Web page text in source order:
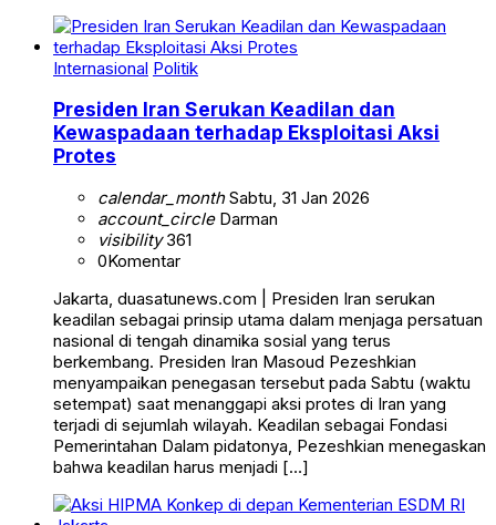
Internasional Politik
Presiden Iran Serukan Keadilan dan
Kewaspadaan terhadap Eksploitasi Aksi
Protes
calendar_monthSabtu, 31 Jan 2026
account_circleDarman
visibility361
0Komentar
Jakarta, duasatunews.com | Presiden Iran serukan
keadilan sebagai prinsip utama dalam menjaga persatuan
nasional di tengah dinamika sosial yang terus
berkembang. Presiden Iran Masoud Pezeshkian
menyampaikan penegasan tersebut pada Sabtu (waktu
setempat) saat menanggapi aksi protes di Iran yang
terjadi di sejumlah wilayah. Keadilan sebagai Fondasi
Pemerintahan Dalam pidatonya, Pezeshkian menegaskan
bahwa keadilan harus menjadi […]